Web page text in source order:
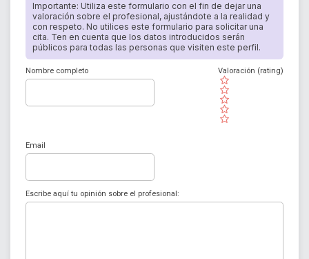
Importante: Utiliza este formulario con el fin de dejar una
valoración sobre el profesional, ajustándote a la realidad y
con respeto. No utilices este formulario para solicitar una
cita. Ten en cuenta que los datos introducidos serán
públicos para todas las personas que visiten este perfil.
Nombre completo
( )
( )
( )
( )
( )
Valoración (rating)
Email
Escribe aquí tu opinión sobre el profesional: